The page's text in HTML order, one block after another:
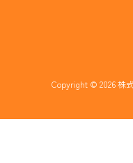
Copyright © 2026 株